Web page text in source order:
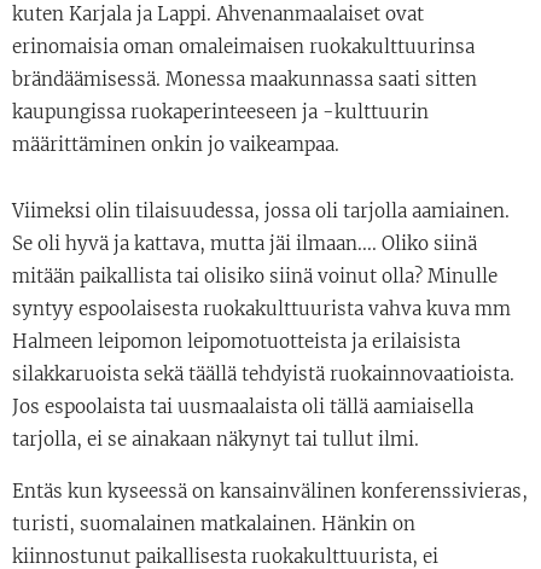
kuten Karjala ja Lappi. Ahvenanmaalaiset ovat
erinomaisia oman omaleimaisen ruokakulttuurinsa
brändäämisessä. Monessa maakunnassa saati sitten
kaupungissa ruokaperinteeseen ja -kulttuurin
määrittäminen onkin jo vaikeampaa.
Viimeksi olin tilaisuudessa, jossa oli tarjolla aamiainen.
Se oli hyvä ja kattava, mutta jäi ilmaan.... Oliko siinä
mitään paikallista tai olisiko siinä voinut olla? Minulle
syntyy espoolaisesta ruokakulttuurista vahva kuva mm
Halmeen leipomon leipomotuotteista ja erilaisista
silakkaruoista sekä täällä tehdyistä ruokainnovaatioista.
Jos espoolaista tai uusmaalaista oli tällä aamiaisella
tarjolla, ei se ainakaan näkynyt tai tullut ilmi.
Entäs kun kyseessä on kansainvälinen konferenssivieras,
turisti, suomalainen matkalainen. Hänkin on
kiinnostunut paikallisesta ruokakulttuurista, ei